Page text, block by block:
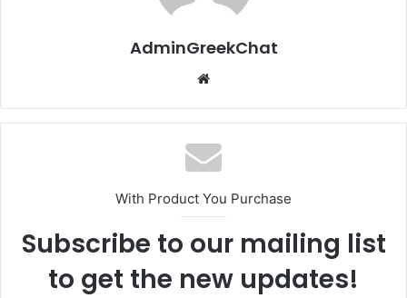
AdminGreekChat
With Product You Purchase
Subscribe to our mailing list
to get the new updates!